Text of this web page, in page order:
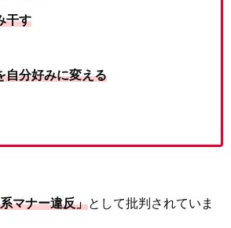
干す
自分好みに変える
マナー違反」として批判されていま